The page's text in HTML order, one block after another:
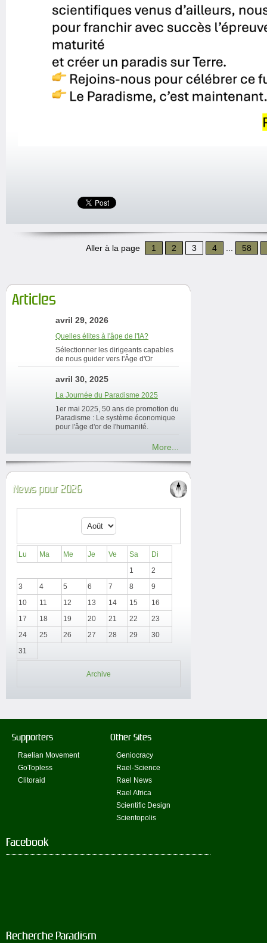
Aller à la page 1 2 3 4 58
Articles
avril 29, 2026
Quelles élites à l'âge de l'IA?
Sélectionner les dirigeants capables
de nous guider vers l'Âge d'Or
avril 30, 2025
La Journée du Paradisme 2025
1er mai 2025, 50 ans de promotion du
Paradisme : Le système économique
pour l'âge d'or de l'humanité.
More...
News pour 2026
Lu Ma Me Je Ve Sa
Di
1
2
3
4 5 6 7 8
9
10
11 12 13 14 15
16
17
18 19 20 21 22
23
24
25 26 27 28 29
30
31
Archive
Supporters
Raelian Movement
GoTopless
Clitoraid
Other Sites
Geniocracy
Rael-Science
Rael News
Rael Africa
Scientific Design
Scientopolis
Facebook
Recherche Paradism